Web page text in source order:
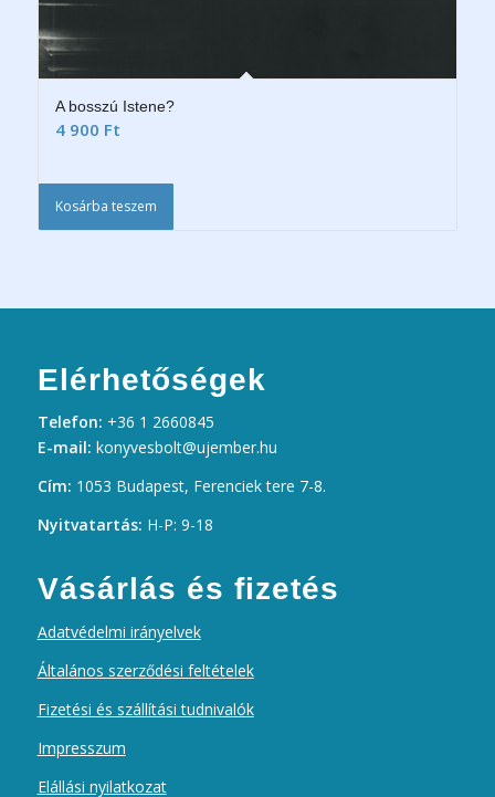
A bosszú Istene?
4 900 Ft
Kosárba teszem
Elérhetőségek
Telefon: +36 1 2660845
E-mail: konyvesbolt@ujember.hu
Cím: 1053 Budapest, Ferenciek tere 7-8.
Nyitvatartás: H-P: 9-18
Vásárlás és fizetés
Adatvédelmi irányelvek
Általános szerződési feltételek
Fizetési és szállítási tudnivalók
Impresszum
Elállási nyilatkozat